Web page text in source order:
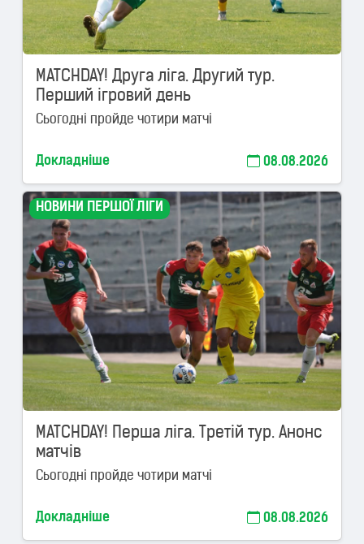
MATCHDAY! Друга ліга. Другий тур.
Перший ігровий день
Сьогодні пройде чотири матчі
Докладніше 08.08.2026
НОВИНИ ПЕРШОЇ ЛІГИ
MATCHDAY! Перша ліга. Третій тур. Анонс
матчів
Сьогодні пройде чотири матчі
Докладніше 08.08.2026